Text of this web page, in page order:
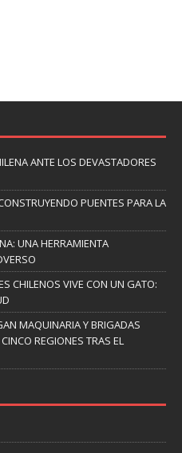
ANTE LOS DEVASTADORES
PUENTES PARA LA
UNA HERRAMIENTA
CHILENOS VIVE CON UN GATO:
MAQUINARIA Y BRIGADAS
REGIONES TRAS EL